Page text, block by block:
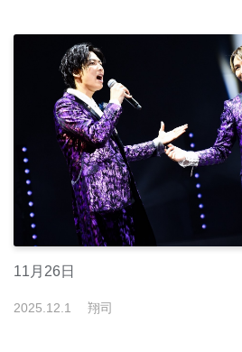
11月26日
2025 12 1 翔司